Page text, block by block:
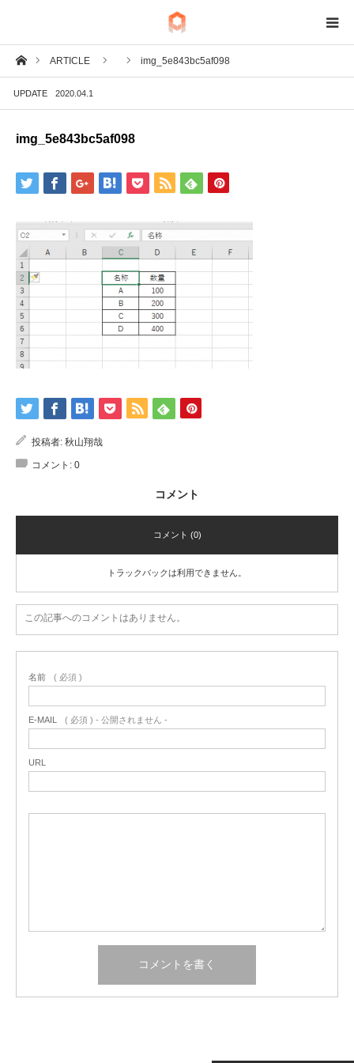
ホームARTICLE img_5e843bc5af098
UPDATE 2020.04.1
img_5e843bc5af098
投稿者: 秋山翔哉
コメント: 0
コメント
コメント (0)
トラックバックは利用できません。
この記事へのコメントはありません。
名前 ( 必須 )
E-MAIL ( 必須 ) - 公開されません -
URL
BIM
IoT